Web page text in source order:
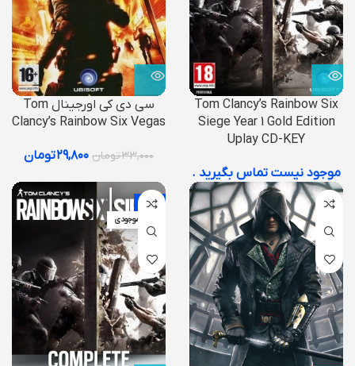
Tom Clancy’s Rainbow Six
Siege Year 1 Gold Edition
Uplay CD-KEY
موجود نیست تماس بگیرید .
سی دی کی اورجینال Tom
Clancy’s Rainbow Six Vegas
۳۳,۰۰۰تومان ۲۹,۸۰۰تومان
-9%
اتمام موجودی